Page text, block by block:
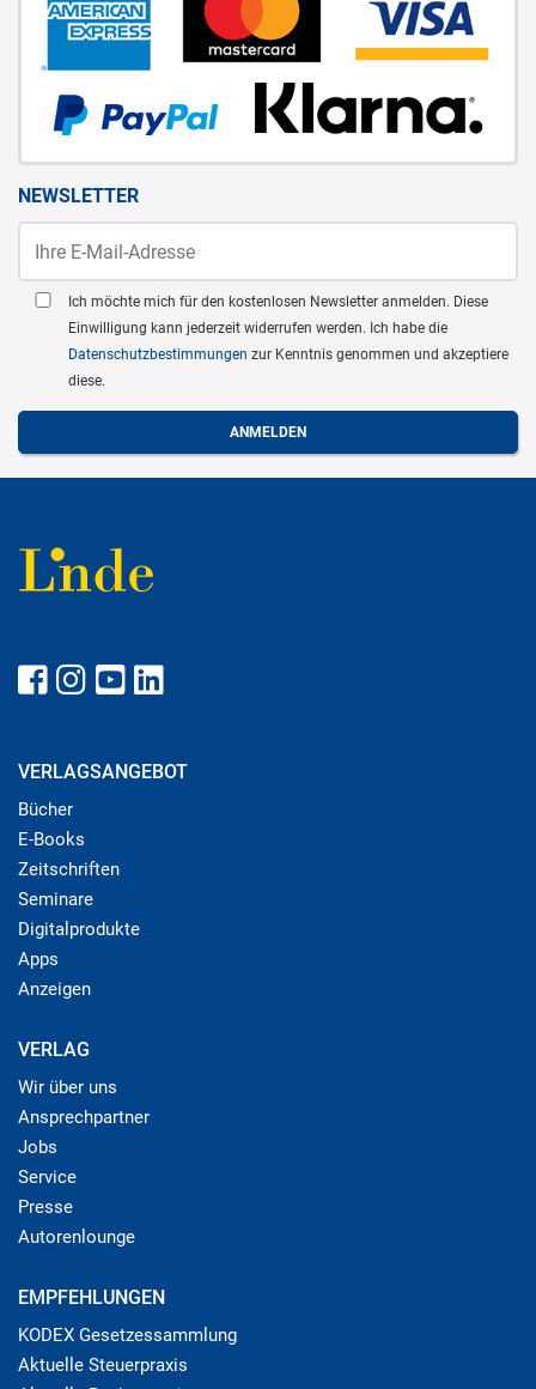
NEWSLETTER
Ich möchte mich für den kostenlosen Newsletter anmelden. Diese
Einwilligung kann jederzeit widerrufen werden. Ich habe die
Datenschutzbestimmungen zur Kenntnis genommen und akzeptiere
diese.
VERLAGSANGEBOT
Bücher
E-Books
Zeitschriften
Seminare
Digitalprodukte
Apps
Anzeigen
VERLAG
Wir über uns
Ansprechpartner
Jobs
Service
Presse
Autorenlounge
EMPFEHLUNGEN
KODEX Gesetzessammlung
Aktuelle Steuerpraxis